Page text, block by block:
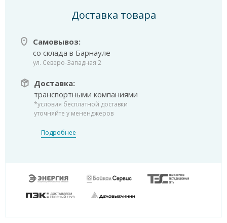
Доставка товара
Самовывоз:
со склада в Барнауле
ул. Северо-Западная 2
Доставка:
транспортными компаниями
*условия бесплатной доставки
уточняйте у мененджеров
Подробнее